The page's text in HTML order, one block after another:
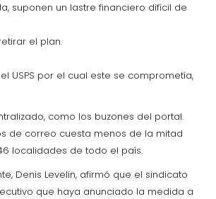
suponen un lastre financiero difícil de
el plan.
USPS por el cual este se comprometía,
como los buzones del portal.
de correo cuesta menos de la mitad
localidades de todo el país.
Denis Levelin, afirmó que el sindicato
que haya anunciado la medida a